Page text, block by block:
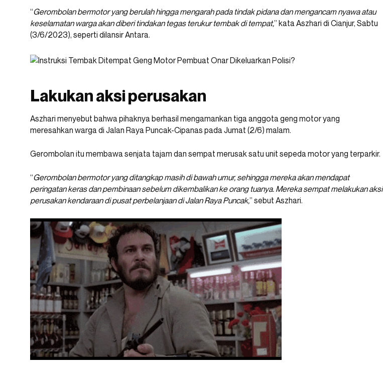
“Gerombolan bermotor yang berulah hingga mengarah pada tindak pidana dan mengancam nyawa atau
keselamatan warga akan diberi tindakan tegas terukur tembak di tempat,” kata Aszhari di Cianjur, Sabtu
(3/6/2023), seperti dilansir Antara.
Lakukan aksi perusakan
Aszhari menyebut bahwa pihaknya berhasil mengamankan tiga anggota geng motor yang
meresahkan warga di Jalan Raya Puncak-Cipanas pada Jumat (2/6) malam.
Gerombolan itu membawa senjata tajam dan sempat merusak satu unit sepeda motor yang terparkir.
“Gerombolan bermotor yang ditangkap masih di bawah umur, sehingga mereka akan mendapat
peringatan keras dan pembinaan sebelum dikembalikan ke orang tuanya. Mereka sempat melakukan aksi
perusakan kendaraan di pusat perbelanjaan di Jalan Raya Puncak,” sebut Aszhari.